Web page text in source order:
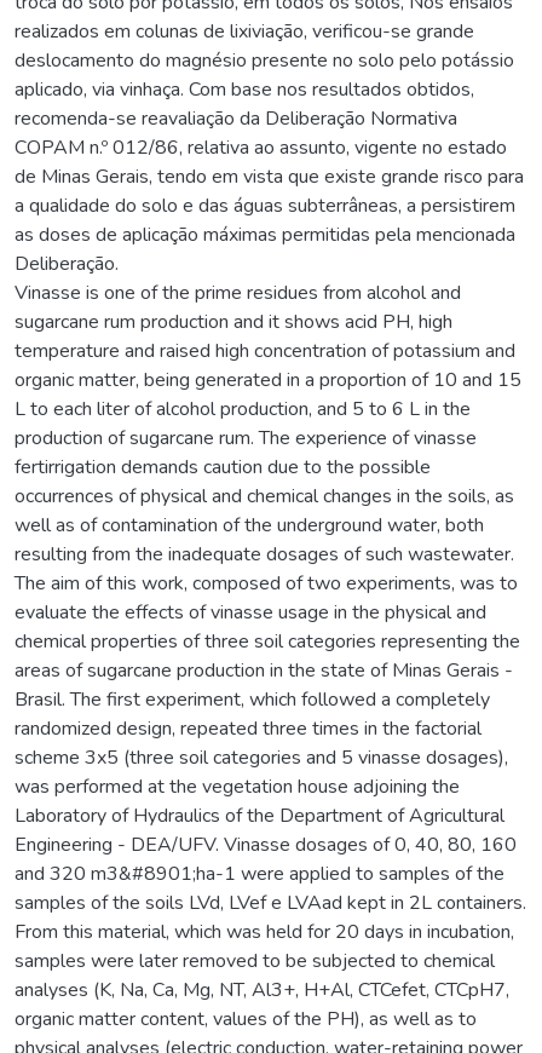
realizados em colunas de lixiviação, verificou-se grande
deslocamento do magnésio presente no solo pelo potássio
aplicado, via vinhaça. Com base nos resultados obtidos,
recomenda-se reavaliação da Deliberação Normativa
COPAM n.º 012/86, relativa ao assunto, vigente no estado
de Minas Gerais, tendo em vista que existe grande risco para
a qualidade do solo e das águas subterrâneas, a persistirem
as doses de aplicação máximas permitidas pela mencionada
Deliberação.
Vinasse is one of the prime residues from alcohol and
sugarcane rum production and it shows acid PH, high
temperature and raised high concentration of potassium and
organic matter, being generated in a proportion of 10 and 15
L to each liter of alcohol production, and 5 to 6 L in the
production of sugarcane rum. The experience of vinasse
fertirrigation demands caution due to the possible
occurrences of physical and chemical changes in the soils, as
well as of contamination of the underground water, both
resulting from the inadequate dosages of such wastewater.
The aim of this work, composed of two experiments, was to
evaluate the effects of vinasse usage in the physical and
chemical properties of three soil categories representing the
areas of sugarcane production in the state of Minas Gerais -
Brasil. The first experiment, which followed a completely
randomized design, repeated three times in the factorial
scheme 3x5 (three soil categories and 5 vinasse dosages),
was performed at the vegetation house adjoining the
Laboratory of Hydraulics of the Department of Agricultural
Engineering - DEA/UFV. Vinasse dosages of 0, 40, 80, 160
and 320 m3&#8901;ha-1 were applied to samples of the
samples of the soils LVd, LVef e LVAad kept in 2L containers.
From this material, which was held for 20 days in incubation,
samples were later removed to be subjected to chemical
analyses (K, Na, Ca, Mg, NT, Al3+, H+Al, CTCefet, CTCpH7,
organic matter content, values of the PH), as well as to